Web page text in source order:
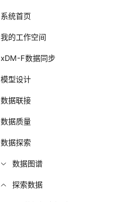
系统首页
我的工作空间
xDM-F数据同步
模型设计
数据联接
数据质量
数据探索
数据图谱
探索数据